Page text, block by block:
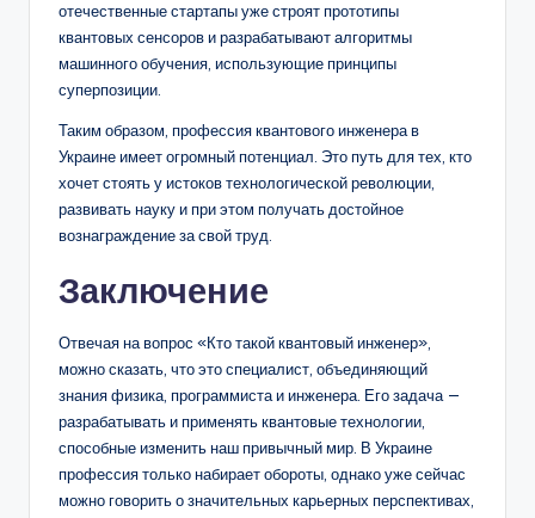
отечественные стартапы уже строят прототипы
квантовых сенсоров и разрабатывают алгоритмы
машинного обучения, использующие принципы
суперпозиции.
Таким образом, профессия квантового инженера в
Украине имеет огромный потенциал. Это путь для тех, кто
хочет стоять у истоков технологической революции,
развивать науку и при этом получать достойное
вознаграждение за свой труд.
Заключение
Отвечая на вопрос «Кто такой квантовый инженер»,
можно сказать, что это специалист, объединяющий
знания физика, программиста и инженера. Его задача —
разрабатывать и применять квантовые технологии,
способные изменить наш привычный мир. В Украине
профессия только набирает обороты, однако уже сейчас
можно говорить о значительных карьерных перспективах,